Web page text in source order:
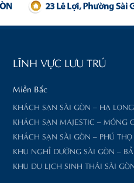
LĨNH VỰC LƯU TRÚ
Miền Bắc
KHÁCH SẠN SÀI GÒN – HẠ LONG
KHÁCH SẠN MAJESTIC – MÓNG
KHÁCH SẠN SÀI GÒN – PHÚ THỌ
KHU NGHỈ DƯỠNG SÀI GÒN –
KHU DU LỊCH SINH THÁI SÀI